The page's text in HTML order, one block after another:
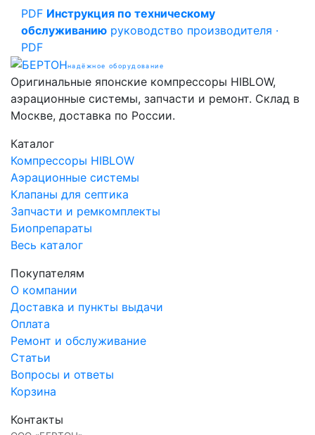
PDF Инструкция по техническому
обслуживанию руководство производителя ·
PDF
надёжное оборудование
Оригинальные японские компрессоры HIBLOW,
аэрационные системы, запчасти и ремонт. Склад в
Москве, доставка по России.
Каталог
Компрессоры HIBLOW
Аэрационные системы
Клапаны для септика
Запчасти и ремкомплекты
Биопрепараты
Весь каталог
Покупателям
О компании
Доставка и пункты выдачи
Оплата
Ремонт и обслуживание
Статьи
Вопросы и ответы
Корзина
Контакты